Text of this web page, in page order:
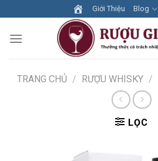
to
content
Giới Thiệu Blog
TRANG CHỦ / RƯỢU WHISKY /
LỌC